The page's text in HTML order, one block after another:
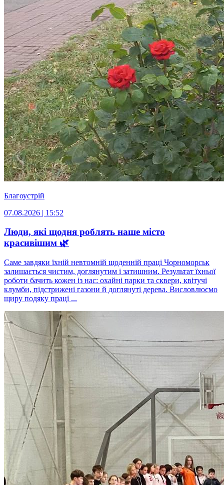
Благоустрій
07.08.2026 | 15:52
Люди, які щодня роблять наше місто
красивішим 🌿
Саме завдяки їхній невтомній щоденній праці Чорноморськ
залишається чистим, доглянутим і затишним. Результат їхньої
роботи бачить кожен із нас: охайні парки та сквери, квітучі
клумби, підстрижені газони й доглянуті дерева. Висловлюємо
щиру подяку праці ...